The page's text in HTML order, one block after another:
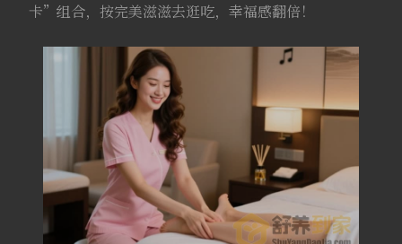
卡”组合，按完美滋滋去逛吃，幸福感翻倍！